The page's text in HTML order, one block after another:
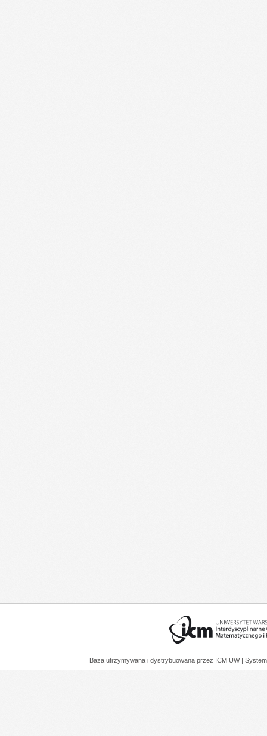
Baza utrzymywana i dystrybuowana przez ICM UW |